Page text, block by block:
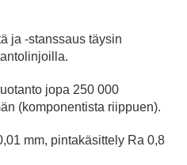
ja -stanssaus täysin
jopa 250 000
(komponentista riippuen).
mm, pintakäsittely Ra 0,8